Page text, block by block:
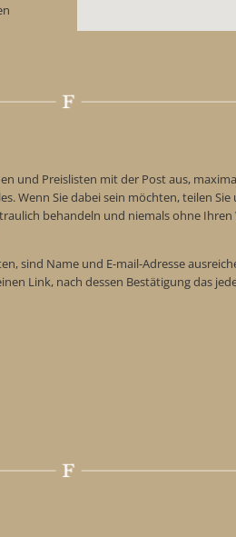
und Preislisten mit der Post aus,
Wenn Sie dabei sein möchten, teilen
behandeln und niemals ohne Ihren
sind Name und E-mail-Adresse
Link, nach dessen Bestätigung das